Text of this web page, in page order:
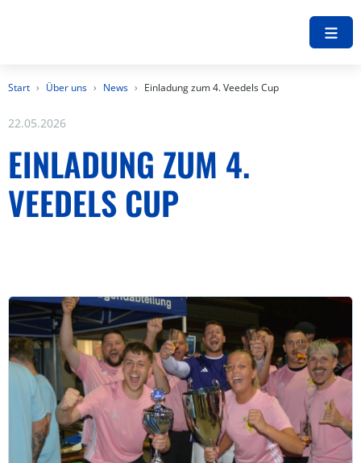
Start Über uns News Einladung zum 4. Veedels Cup
22.05.2026
EINLADUNG ZUM 4.
VEEDELS CUP